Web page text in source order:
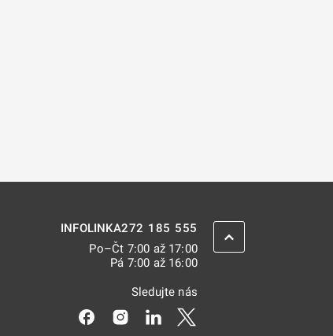
INFOLINKA272 185 555
Po–Čt 7:00 až 17:00
Pá 7:00 až 16:00
Sledujte nás
Odkaz se otevře na nové kartě
Odkaz se otevře na nové kartě
Odkaz se otevře na nové
ZPĚT NAHORU